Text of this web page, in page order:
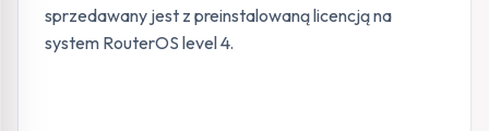
sprzedawany jest z preinstalowaną licencją na
system RouterOS level 4.